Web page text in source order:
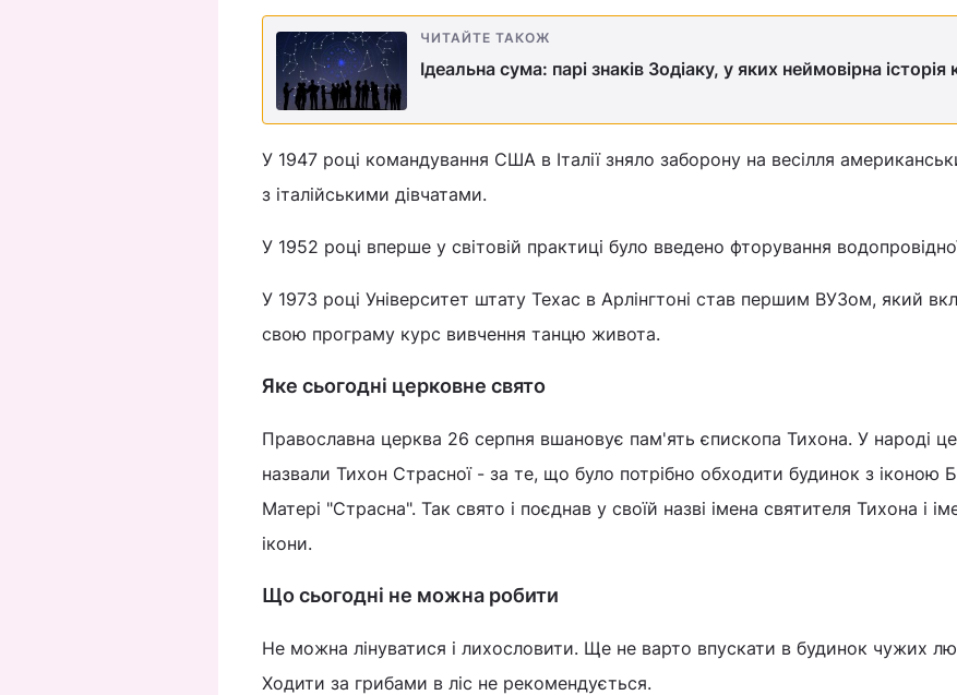
ЧИТАЙТЕ ТАКОЖ
Ідеальна сума: парі знаків Зодіаку, у яких неймовірна історія
У 1947 році командування США в Італії зняло заборону на весілля
з італійськими дівчатами.
У 1952 році вперше у світовій практиці було введено фторування
У 1973 році Університет штату Техас в Арлінгтоні став першим ВУЗом, який
свою програму курс вивчення танцю живота.
Яке сьогодні церковне свято
Православна церква 26 серпня вшановує пам'ять єпископа Тихона. У народі
назвали Тихон Страсної - за те, що було потрібно обходити будинок з іконою
Матері "Страсна". Так свято і поєднав у своїй назві імена святителя Тихона і
ікони.
Що сьогодні не можна робити
Не можна лінуватися і лихословити. Ще не варто впускати в будинок чужих
Ходити за грибами в ліс не рекомендується.